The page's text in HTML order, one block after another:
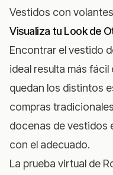
Vestidos con
Visualiza tu Look de
Encontrar el vestido
ideal resulta más
quedan los distintos
compras
docenas de vestidos
con el adecuado.
La prueba virtual de